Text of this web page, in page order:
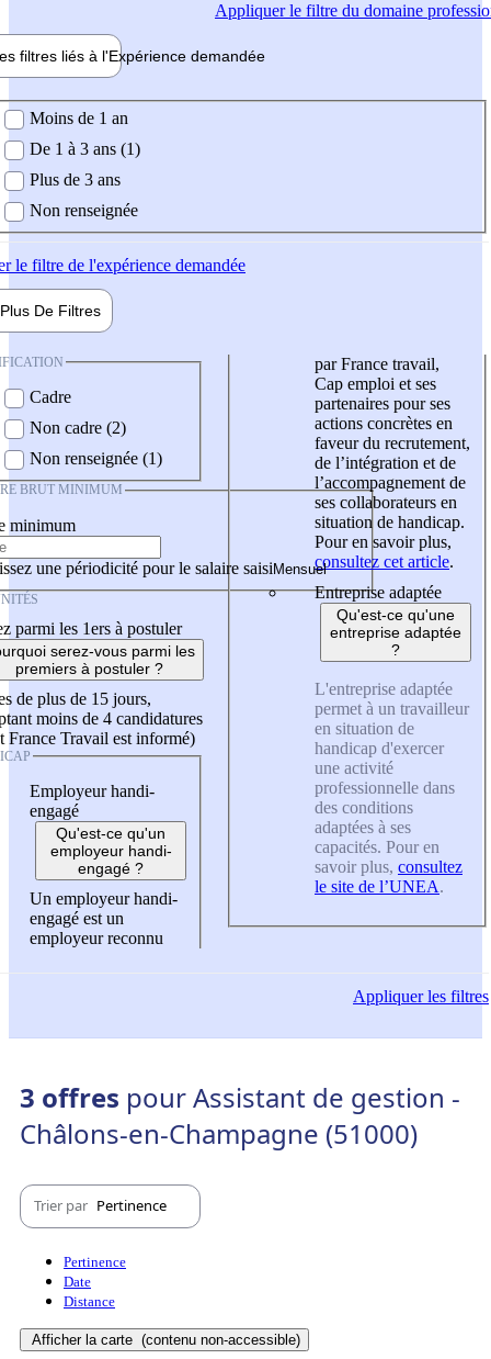
Appliquerle filtre du domaine
filtres liés à l'Expérience demandée
demandée
Moins de 1 an
De 1 à 3 ans (1)
Plus de 3 ans
Non renseignée
le filtre de l'expérience demandée
Plus De Filtres
Cadre
Non cadre (2)
Non renseignée (1)
BRUT MINIMUM
minimum
une périodicité pour le salaire saisi
parmi les 1ers à postuler
serez-vous parmi les
premiers à postuler ?
de plus de 15 jours,
moins de 4 candidatures
France Travail est informé)
Employeur handi-
engagé
Qu'est-ce qu'un
employeur handi-
engagé ?
Un employeur handi-
engagé est un
employeur reconnu
par France travail,
Cap emploi et ses
partenaires pour ses
actions concrètes en
faveur du recrutement,
de l’intégration et de
l’accompagnement de
ses collaborateurs en
situation de handicap.
Pour en savoir plus,
consultez cet article.
Entreprise adaptée
Qu'est-ce qu'une
entreprise adaptée
?
L'entreprise adaptée
permet à un travailleur
en situation de
handicap d'exercer
une activité
professionnelle dans
des conditions
adaptées à ses
capacités. Pour en
savoir plus, consultez
le site de l’UNEA.
Appliquerles filtres
3 offres pour Assistant de gestion -
Châlons-en-Champagne (51000)
Trier par Pertinence
Pertinence
Date
Distance
Afficher la carte (contenu non-accessible)